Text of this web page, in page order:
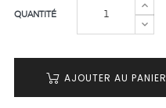
QUANTITÉ
AJOUTER AU PANIER